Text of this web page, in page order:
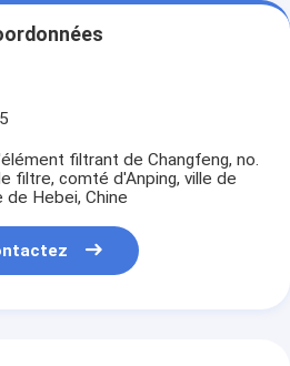
filtrant de Changfeng, no.
filtre, comté d'Anping, ville de
de Hebei, Chine